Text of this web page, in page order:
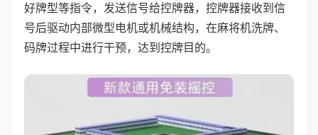
好牌型等指令，发送信号给控牌器，控牌器接收到信
号后驱动内部微型电机或机械结构，在麻将机洗牌、
码牌过程中进行干预，达到控牌目的。